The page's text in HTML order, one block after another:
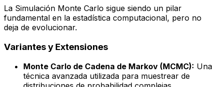
La Simulación Monte Carlo sigue siendo un pilar
fundamental en la estadística computacional, pero no
deja de evolucionar.
Variantes y Extensiones
Monte Carlo de Cadena de Markov (MCMC): Una
técnica avanzada utilizada para muestrear de